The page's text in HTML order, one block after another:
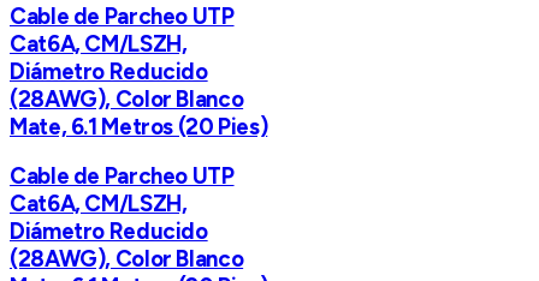
Cable de Parcheo UTP
Cat6A, CM/LSZH,
Diámetro Reducido
(28AWG), Color Blanco
Mate, 6.1 Metros (20 Pies)
Cable de Parcheo UTP
Cat6A, CM/LSZH,
Diámetro Reducido
(28AWG), Color Blanco